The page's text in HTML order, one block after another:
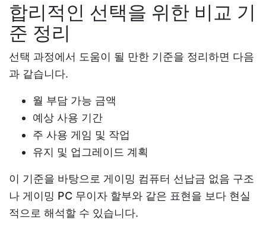
합리적인 선택을 위한 비교 기
준 정리
선택 과정에서 도움이 될 만한 기준을 정리하면 다음
과 같습니다.
월 부담 가능 금액
예상 사용 기간
주 사용 게임 및 작업
유지 및 업그레이드 계획
이 기준을 바탕으로 게이밍 컴퓨터 선납금 없음 구조
나 게이밍 PC 무이자 할부와 같은 표현을 보다 현실
적으로 해석할 수 있습니다.